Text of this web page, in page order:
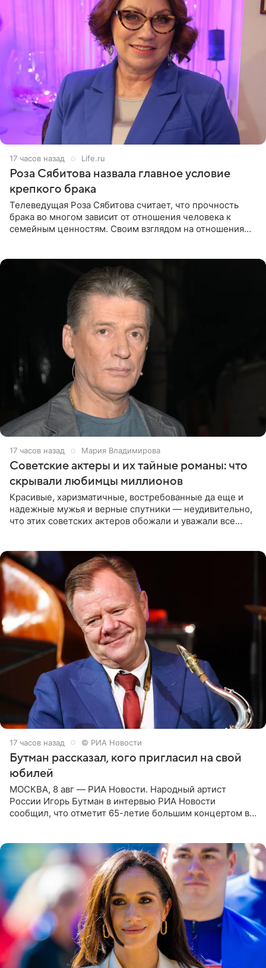
17 часов назад Life.ru
Роза Сябитова назвала главное условие
крепкого брака
Телеведущая Роза Сябитова считает, что прочность
брака во многом зависит от отношения человека к
семейным ценностям. Своим взглядом на отношения
17 часов назад Мария Владимирова
Советские актеры и их тайные романы: что
скрывали любимцы миллионов
Красивые, харизматичные, востребованные да еще и
надежные мужья и верные спутники — неудивительно,
что этих советских актеров обожали и уважали все
17 часов назад © РИА Новости
Бутман рассказал, кого пригласил на свой
юбилей
МОСКВА, 8 авг — РИА Новости. Народный артист
России Игорь Бутман в интервью РИА Новости
сообщил, что отметит 65-летие большим концертом в